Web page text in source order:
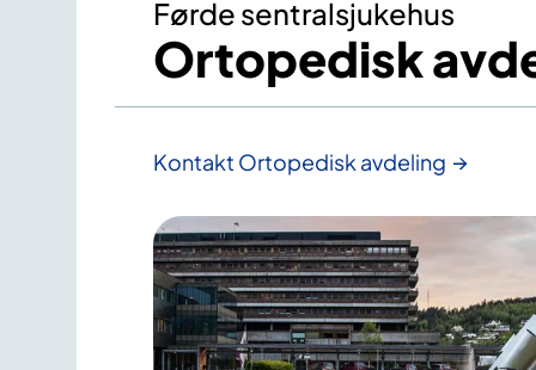
Førde sentralsjukehus
Ortopedisk
Kontakt Ortopedisk avdeling